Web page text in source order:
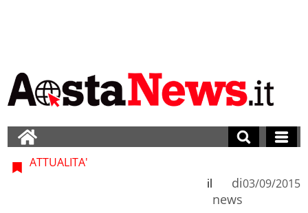
ATTUALITA'
di
news
il 03/09/2015